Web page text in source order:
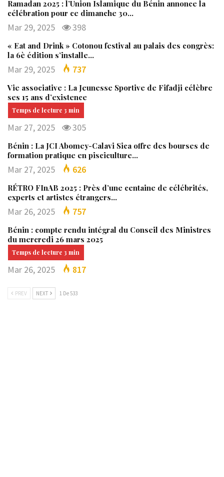
Ramadan 2025 : l’Union Islamique du Bénin annonce la
célébration pour ce dimanche 30…
Mar 29, 2025 398
« Eat and Drink » Cotonou festival au palais des congrès:
la 6è édition s’installe…
Mar 29, 2025 737
Vie associative : La Jeunesse Sportive de Fifadji célèbre
ses 15 ans d’existence
Mar 27, 2025 305
Bénin : La JCI Abomey-Calavi Sica offre des bourses de
formation pratique en pisciculture…
Mar 27, 2025 626
RÉTRO FInAB 2025 : Près d’une centaine de célébrités,
experts et artistes étrangers…
Mar 26, 2025 757
Bénin : compte rendu intégral du Conseil des Ministres
du mercredi 26 mars 2025
Mar 26, 2025 817
PREV NEXT 1 De 533